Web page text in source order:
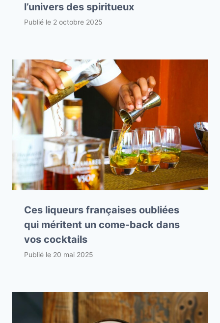
l’univers des spiritueux
Publié le 2 octobre 2025
Ces liqueurs françaises oubliées
qui méritent un come-back dans
vos cocktails
Publié le 20 mai 2025